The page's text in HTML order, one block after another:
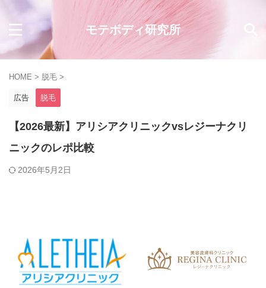
モテボディ研究所
HOME > 脱毛 >
広告 脱毛
【2026最新】アリシアクリニックvsレジーナクリ
ニックのレポ比較
2026年5月2日